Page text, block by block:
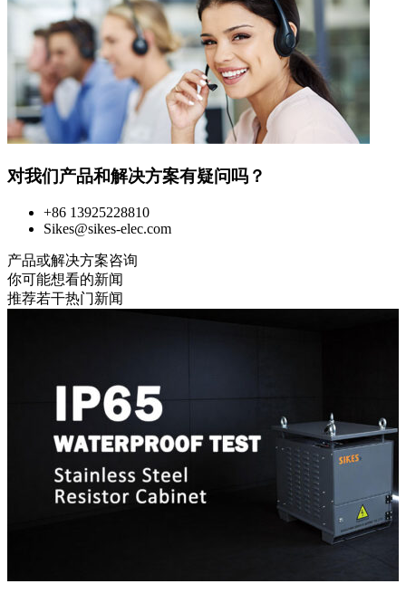
对我们产品和解决方案有疑问吗？
+86 13925228810
Sikes@sikes-elec.com
产品或解决方案咨询
你可能想看的新闻
推荐若干热门新闻